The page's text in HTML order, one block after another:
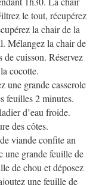
le tout, récupérez
la chair de la
Mélangez la chair de
de cuisson. Réservez
cocotte.
une grande casserole
feuilles 2 minutes.
d’eau froide.
des côtes.
viande confite an
une grande feuille de
de chou et déposez
une feuille de